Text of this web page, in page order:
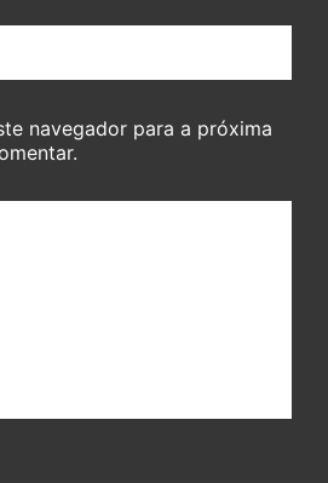
navegador para a próxima